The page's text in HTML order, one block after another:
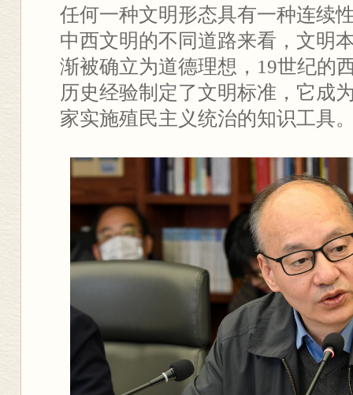
任何一种文明形态具有一种连续
中西文明的不同道路来看，文明
渐被确立为道德理想，19世纪的
历史经验制定了文明标准，它成
家实施殖民主义统治的知识工具